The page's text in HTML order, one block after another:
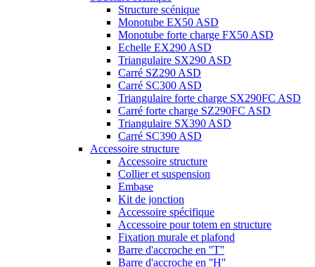
Structure scénique
Monotube EX50 ASD
Monotube forte charge FX50 ASD
Echelle EX290 ASD
Triangulaire SX290 ASD
Carré SZ290 ASD
Carré SC300 ASD
Triangulaire forte charge SX290FC ASD
Carré forte charge SZ290FC ASD
Triangulaire SX390 ASD
Carré SC390 ASD
Accessoire structure
Accessoire structure
Collier et suspension
Embase
Kit de jonction
Accessoire spécifique
Accessoire pour totem en structure
Fixation murale et plafond
Barre d'accroche en ''T''
Barre d'accroche en ''H''